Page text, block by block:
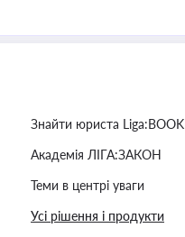
Знайти юриста Liga:BOOK
Академія ЛІГА:ЗАКОН
Теми в центрі уваги
Усі рішення і продукти